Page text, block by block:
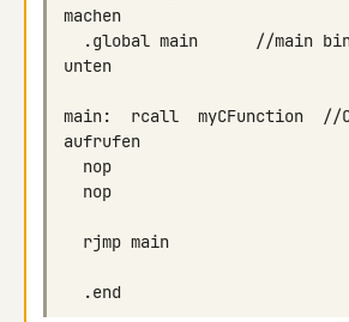
main:  rcall  myCFunction  //